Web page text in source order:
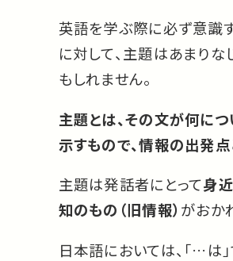
英語を学ぶ際に必ず意識
に対して、主題はあまり
もしれません。
主題とは、その文が何に
示すもので、情報の出発点
主題は発話者にとって身
知のもの（旧情報） がおか
日本語においては、「…は